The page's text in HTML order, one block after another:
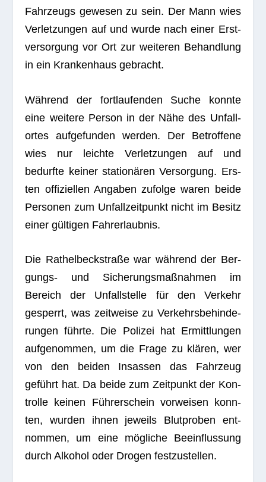
Fahr­zeugs gewe­sen zu sein. Der Mann wies
Ver­let­zun­gen auf und wurde nach einer Erst­
ver­sor­gung vor Ort zur wei­te­ren Behand­lung
in ein Kran­ken­haus gebracht.
Wäh­rend der fort­lau­fen­den Suche konnte
eine wei­tere Per­son in der Nähe des Unfall­
or­tes auf­ge­fun­den wer­den. Der Betrof­fene
wies nur leichte Ver­let­zun­gen auf und
bedurfte kei­ner sta­tio­nä­ren Ver­sor­gung. Ers­
ten offi­zi­el­len Anga­ben zufolge waren beide
Per­so­nen zum Unfall­zeit­punkt nicht im Besitz
einer gül­ti­gen Fahrerlaubnis.
Die Rathel­beck­straße war wäh­rend der Ber­
gungs- und Siche­rungs­maß­nah­men im
Bereich der Unfall­stelle für den Ver­kehr
gesperrt, was zeit­weise zu Ver­kehrs­be­hin­de­
run­gen führte. Die Poli­zei hat Ermitt­lun­gen
auf­ge­nom­men, um die Frage zu klä­ren, wer
von den bei­den Insas­sen das Fahr­zeug
geführt hat. Da beide zum Zeit­punkt der Kon­
trolle kei­nen Füh­rer­schein vor­wei­sen konn­
ten, wur­den ihnen jeweils Blut­pro­ben ent­
nom­men, um eine mög­li­che Beein­flus­sung
durch Alko­hol oder Dro­gen festzustellen.